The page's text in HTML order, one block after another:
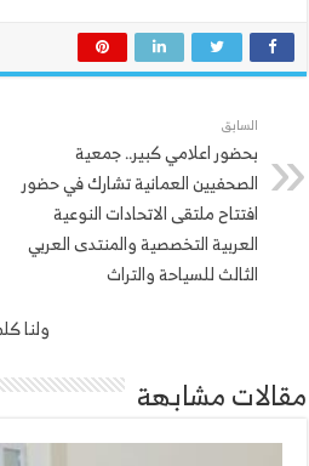
السابق
بحضور اعلامي كبير.. جمعية
الصحفيين العمانية تشارك في حضور
افتتاح ملتقى الاتحادات النوعية
العربية التخصصية والمنتدى العربي
الثالث للسياحة والتراث‫
ولنا
مقالات مشابهة